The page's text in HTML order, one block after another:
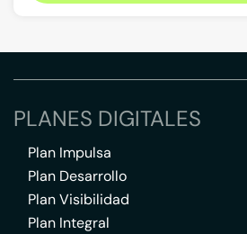
PLANES DIGITALES
Plan Impulsa
Plan Desarrollo
Plan Visibilidad
Plan Integral